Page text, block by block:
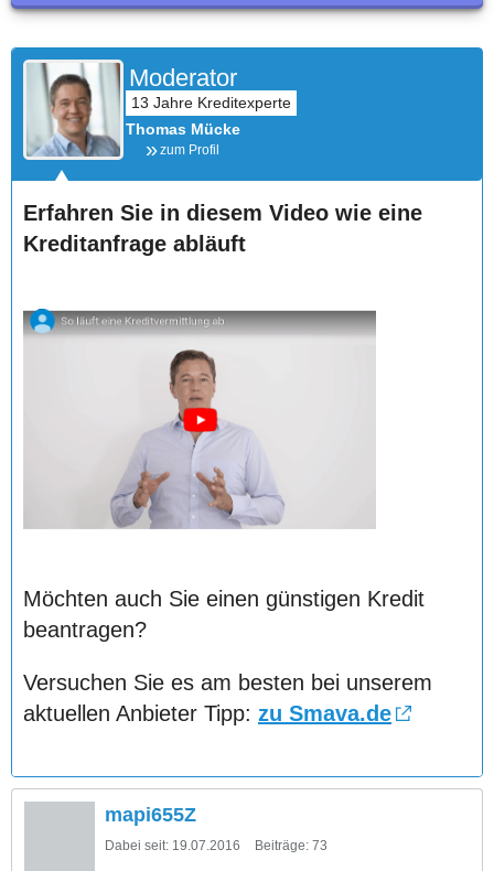
Moderator
Thomas Mücke
zum Profil
Erfahren Sie in diesem Video wie eine
Kreditanfrage abläuft
Möchten auch Sie einen günstigen Kredit
beantragen?
Versuchen Sie es am besten bei unserem
aktuellen Anbieter Tipp: zu Smava.de
mapi655Z
Dabei seit: 19.07.2016 Beiträge: 73